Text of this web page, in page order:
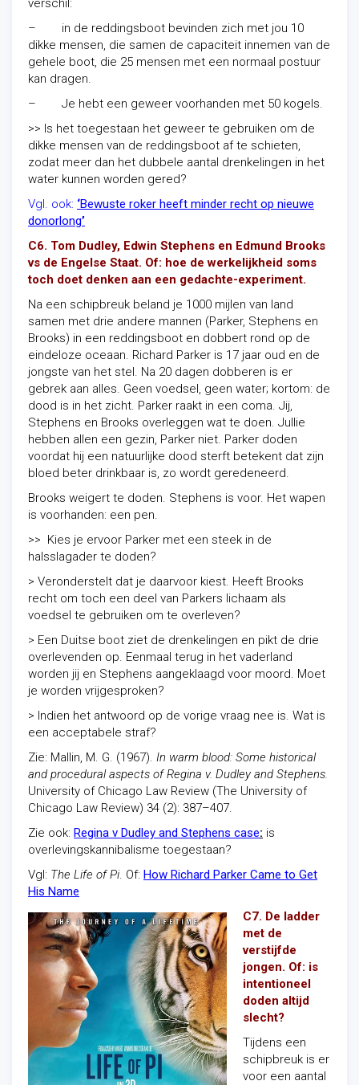
verschil:
– in de reddingsboot bevinden zich met jou 10
dikke mensen, die samen de capaciteit innemen van de
gehele boot, die 25 mensen met een normaal postuur
kan dragen.
– Je hebt een geweer voorhanden met 50 kogels.
>> Is het toegestaan het geweer te gebruiken om de
dikke mensen van de reddingsboot af te schieten,
zodat meer dan het dubbele aantal drenkelingen in het
water kunnen worden gered?
Vgl. ook: ‘Bewuste roker heeft minder recht op nieuwe
donorlong’
C6. Tom Dudley, Edwin Stephens en Edmund Brooks
vs de Engelse Staat. Of: hoe de werkelijkheid soms
toch doet denken aan een gedachte-experiment.
Na een schipbreuk beland je 1000 mijlen van land
samen met drie andere mannen (Parker, Stephens en
Brooks) in een reddingsboot en dobbert rond op de
eindeloze oceaan. Richard Parker is 17 jaar oud en de
jongste van het stel. Na 20 dagen dobberen is er
gebrek aan alles. Geen voedsel, geen water; kortom: de
dood is in het zicht. Parker raakt in een coma. Jij,
Stephens en Brooks overleggen wat te doen. Jullie
hebben allen een gezin, Parker niet. Parker doden
voordat hij een natuurlijke dood sterft betekent dat zijn
bloed beter drinkbaar is, zo wordt geredeneerd.
Brooks weigert te doden. Stephens is voor. Het wapen
is voorhanden: een pen.
>> Kies je ervoor Parker met een steek in de
halsslagader te doden?
> Veronderstelt dat je daarvoor kiest. Heeft Brooks
recht om toch een deel van Parkers lichaam als
voedsel te gebruiken om te overleven?
> Een Duitse boot ziet de drenkelingen en pikt de drie
overlevenden op. Eenmaal terug in het vaderland
worden jij en Stephens aangeklaagd voor moord. Moet
je worden vrijgesproken?
> Indien het antwoord op de vorige vraag nee is. Wat is
een acceptabele straf?
Zie: Mallin, M. G. (1967). In warm blood: Some historical
and procedural aspects of Regina v. Dudley and Stephens.
University of Chicago Law Review (The University of
Chicago Law Review) 34 (2): 387–407.
Zie ook: Regina v Dudley and Stephens case: is
overlevingskannibalisme toegestaan?
Vgl: The Life of Pi. Of: How Richard Parker Came to Get
His Name
C7. De ladder
met de
verstijfde
jongen. Of: is
intentioneel
doden altijd
slecht?
Tijdens een
schipbreuk is er
voor een aantal